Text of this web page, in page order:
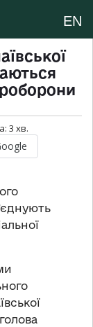
EN
3 хв.